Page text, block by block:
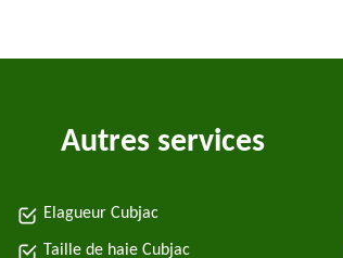
Autres services
Elagueur Cubjac
Taille de haie Cubjac